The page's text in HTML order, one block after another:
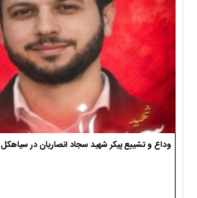
وداع و تشییع پیکر شهید سجاد انصاریان در سیاهکل